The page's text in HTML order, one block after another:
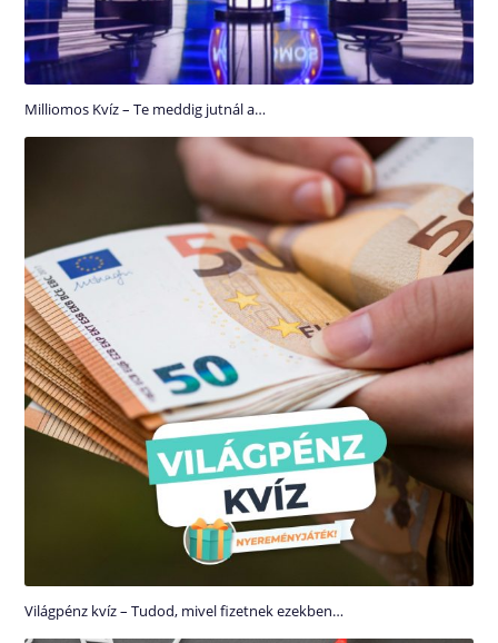
Milliomos Kvíz – Te meddig jutnál a…
Világpénz kvíz – Tudod, mivel fizetnek ezekben…